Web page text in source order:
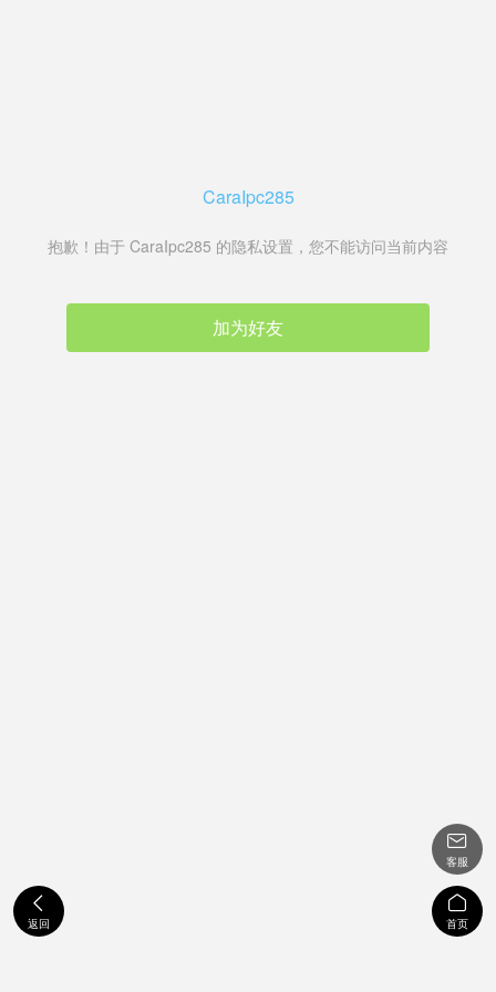
CaraIpc285
抱歉！由于 CaraIpc285 的隐私设置，您不能访问当前内容
加为好友

返回

客服

首页